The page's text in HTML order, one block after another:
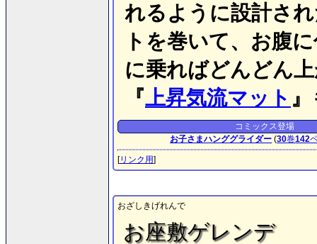
れるように設計さ
トを巻いて、お腹
に乗ればどんどん
『上昇気流マット
コミックス登場
お子さまハンググライダー (30巻142
[リンク用]
おざしきげれんで
お座敷ゲレンデ